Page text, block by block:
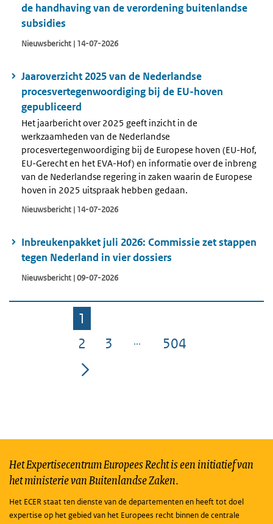
de handhaving van de verordening buitenlandse
subsidies
Nieuwsbericht | 14-07-2026
Jaaroverzicht 2025 van de Nederlandse
procesvertegenwoordiging bij de EU-hoven
gepubliceerd
Het jaarbericht over 2025 geeft inzicht in de
werkzaamheden van de Nederlandse
procesvertegenwoordiging bij de Europese hoven (EU-Hof,
EU-Gerecht en het EVA-Hof) en informatie over de inbreng
van de Nederlandse regering in zaken waarin de Europese
hoven in 2025 uitspraak hebben gedaan.
Nieuwsbericht | 14-07-2026
Inbreukenpakket juli 2026: Commissie zet stappen
tegen Nederland in vier dossiers
Nieuwsbericht | 09-07-2026
Pagina
1
Pagina
2 Pagina
3 Pagina
504
Het Expertisecentrum Europees Recht is een initiatief van
het ministerie van Buitenlandse Zaken.
Het ECER staat ten dienste van de departementen en heeft tot doel
expertise op het gebied van het Europees recht binnen de centrale